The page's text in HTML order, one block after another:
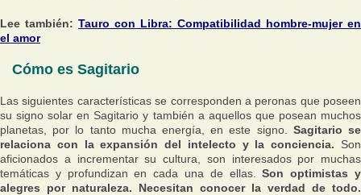
Lee también: Tauro con Libra: Compatibilidad hombre-mujer en
el amor
Cómo es Sagitario
Las siguientes características se corresponden a peronas que poseen
su signo solar en Sagitario y también a aquellos que posean muchos
planetas, por lo tanto mucha energía, en este signo. Sagitario se
relaciona con la expansión del intelecto y la conciencia. Son
aficionados a incrementar su cultura, son interesados por muchas
temáticas y profundizan en cada una de ellas.Son optimistas y
alegres por naturaleza. Necesitan conocer la verdad de todo.